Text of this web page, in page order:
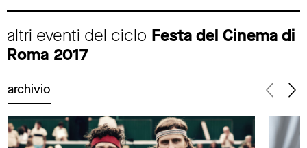
altri eventi del ciclo Festa del Cinema di
Roma 2017
archivio